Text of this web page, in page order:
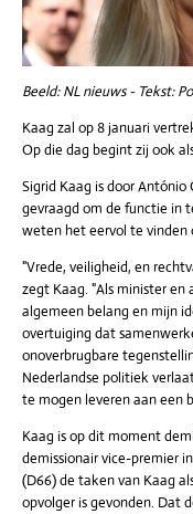
Beeld: NL nieuws - Tekst:
Kaag zal op 8 januari
Op die dag begint zij ook
Sigrid Kaag is door António
gevraagd om de functie in
weten het eervol te vinden
"Vrede, veiligheid, en
zegt Kaag. "Als minister
algemeen belang en mijn
overtuiging dat
onoverbrugbare
Nederlandse politiek
te mogen leveren aan een
Kaag is op dit moment
demissionair vice-premier
(D66) de taken van Kaag
opvolger is gevonden. Dat